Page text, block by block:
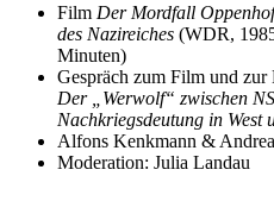
Film Der Mordfall
des Nazireiches (WDR,
Minuten)
Gespräch zum Film und
Der „Werwolf“ zwischen
Nachkriegsdeutung in West
Alfons Kenkmann &
Moderation: Julia Landau